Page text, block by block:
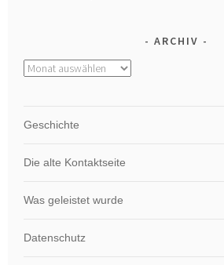
ARCHIV
Archiv
Geschichte
Die alte Kontaktseite
Was geleistet wurde
Datenschutz